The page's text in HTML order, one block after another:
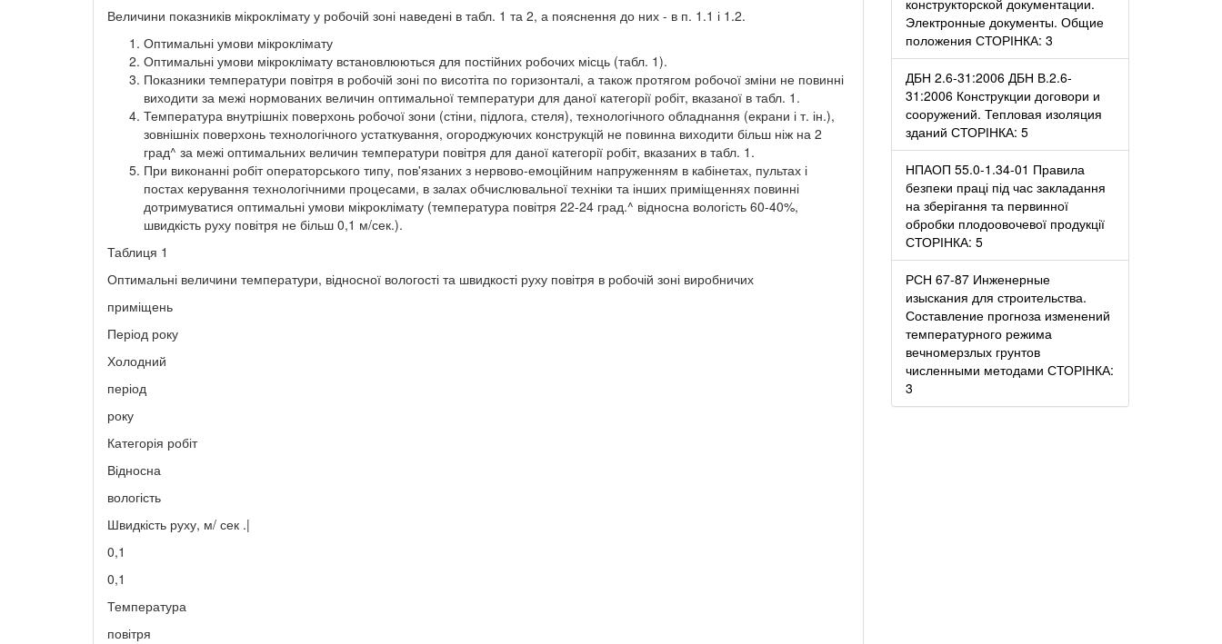
Величини показників мікроклімату у робочій зоні наведені в табл. 1 та 2, а пояснення до них - в п. 1.1 і 1.2.
Оптимальні умови мікроклімату
Оптимальні умови мікроклімату встановлюються для постійних робочих місць (табл. 1).
Показники температури повітря в робочій зоні по висотіта по горизонталі, а також протягом робочої зміни не повинні
виходити за межі нормованих величин оптимальної температури для даної категорії робіт, вказаної в табл. 1.
Температура внутрішніх поверхонь робочої зони (стіни, підлога, стеля), технологічного обладнання (екрани і т. ін.),
зовнішніх поверхонь технологічного устаткування, огороджуючих конструкцій не повинна виходити більш ніж на 2
град^ за межі оптимальних величин температури повітря для даної категорії робіт, вказаних в табл. 1.
При виконанні робіт операторського типу, пов'язаних з нервово-емоційним напруженням в кабінетах, пультах і
постах керування технологічними процесами, в залах обчислювальної техніки та інших приміщеннях повинні
дотримуватися оптимальні умови мікроклімату (температура повітря 22-24 град.^ відносна вологість 60-40%,
швидкість руху повітря не більш 0,1 м/сек.).
Таблиця 1
Оптимальні величини температури, відносної вологості та швидкості руху повітря в робочій зоні виробничих
приміщень
Період року
Холодний
період
року
Категорія робіт
Відносна
вологість
Швидкість руху, м/ сек .|
0,1
0,1
Температура
повітря
Электронные документы. Общие
положения СТОРІНКА: 3
ДБН 2.6-31:2006 ДБН В.2.6-
31:2006 Конструкции договори и
сооружений. Тепловая изоляция
зданий СТОРІНКА: 5
НПАОП 55.0-1.34-01 Правила
безпеки праці під час закладання
на зберігання та первинної
обробки плодоовочевої продукції
СТОРІНКА: 5
РСН 67-87 Инженерные
изыскания для строительства.
Составление прогноза изменений
температурного режима
вечномерзлых грунтов
численными методами СТОРІНКА:
3